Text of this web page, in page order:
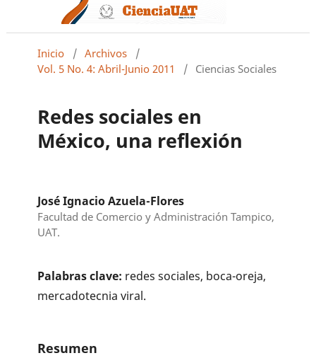
Inicio / Archivos
/
Vol. 5 No. 4: Abril-Junio 2011
/ Ciencias Sociales
Redes sociales en
México, una reflexión
José Ignacio Azuela-Flores
Facultad de Comercio y Administración Tampico,
UAT.
Palabras clave: redes sociales, boca-oreja,
mercadotecnia viral.
Resumen